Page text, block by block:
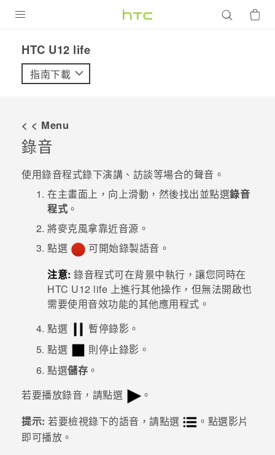
VIVE
配件
優惠專區
校園專案
銷售通路
支援服務
VIVELAND
HTC U12 life‎
指南下載
< < Menu
錄音
使用錄音程式錄下演講、訪談等場合的聲音。
在主畫面上，向上滑動，然後找出並點選錄音
程式 。
將麥克風拿靠近音源。
點選
可開始錄製語音。
注意: 錄音程式可在背景中執行，讓您同時在
HTC U12 life 上進行其他操作，但無法開啟也
需要使用音效功能的其他應用程式。
點選
暫停錄影。
點選
則停止錄影。
點選儲存 。
若要播放錄音，請點選
。
提示: 若要檢視錄下的語音，請點選
。點選影片
即可播放。